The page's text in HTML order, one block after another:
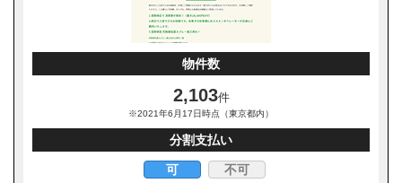
物件数
2,103件
※2021年6月17日時点（東京都内）
分割支払い
可 不可